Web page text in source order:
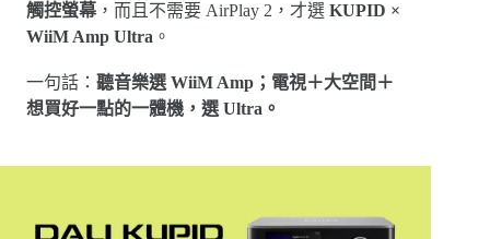
觸控螢幕，而且不需要 AirPlay 2，才選 KUPID ×
WiiM Amp Ultra 。
一句話： 聽音樂選 WiiM Amp；電視＋大空間＋
想買好一點的一體機，選 Ultra。